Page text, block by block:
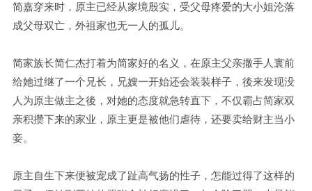
简嘉穿来时，原主已经从家境殷实，受父母疼爱的大小姐沦落
成父母双亡，外祖家也无一人的孤儿。
简家族长简仁杰打着为简家好的名义，在原主父亲撒手人寰前
给她过继了一个兄长，兄嫂一开始还会装装样子，後来发现没
人为原主做主之後，对她的态度就急转直下，不仅霸占简家双
亲积攒下来的家业，原主更是被他们虐待，还要卖给财主当小
妾。
原主自生下来便被宠成了趾高气扬的性子，怎能过得了这样的